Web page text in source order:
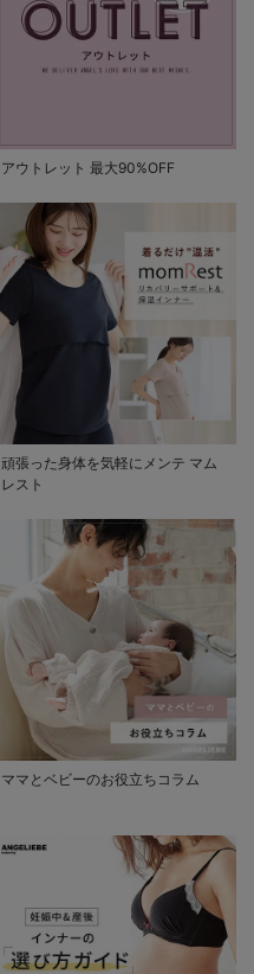
アウトレット 最大90%OFF
頑張った身体を気軽にメンテ マム
レスト
ママとベビーのお役立ちコラム